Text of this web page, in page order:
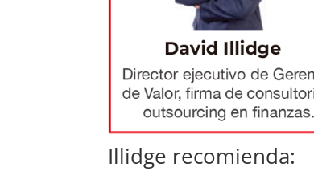
Illidge recomienda: